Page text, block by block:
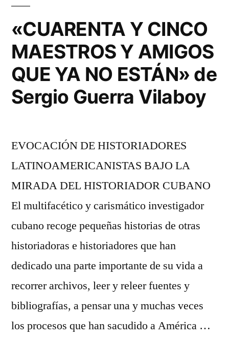
«CUARENTA Y CINCO
MAESTROS Y AMIGOS
QUE YA NO ESTÁN» de
Sergio Guerra Vilaboy
EVOCACIÓN DE HISTORIADORES
LATINOAMERICANISTAS BAJO LA
MIRADA DEL HISTORIADOR CUBANO
El multifacético y carismático investigador
cubano recoge pequeñas historias de otras
historiadoras e historiadores que han
dedicado una parte importante de su vida a
recorrer archivos, leer y releer fuentes y
bibliografías, a pensar una y muchas veces
los procesos que han sacudido a América …